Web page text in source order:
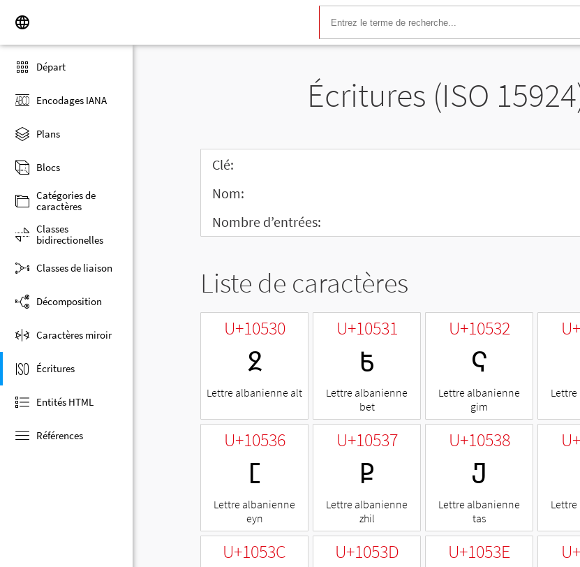
Départ
Encodages IANA
Plans
Blocs
Catégories de
caractères
Classes
bidirectionelles
Classes de liaison
Décomposition
Caractères miroir
Écritures
Entités HTML
Références
Écritures (ISO
Clé:
Nom:
Nombre d’entrées:
Liste de caractères
U+10530
𐔰
Lettre albanienne alt
U+10531
𐔱
Lettre albanienne
bet
U+10532
𐔲
Lettre albanienne
gim
U+10536
𐔶
Lettre albanienne
eyn
U+10537
𐔷
Lettre albanienne
zhil
U+10538
𐔸
Lettre albanienne
tas
U+1053C U+1053D U+1053E